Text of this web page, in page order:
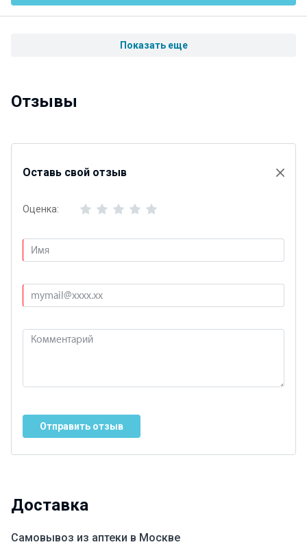
Показать еще
Отзывы
Оставь свой отзыв
Оценка:
Отправить отзыв
Доставка
Самовывоз из аптеки в Москве